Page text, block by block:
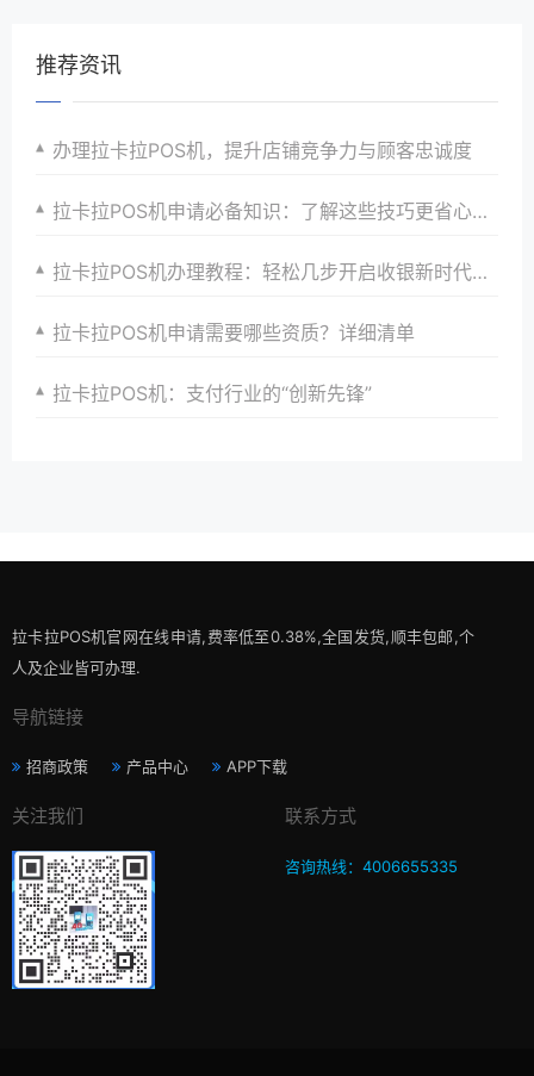
推荐资讯
办理拉卡拉POS机，提升店铺竞争力与顾客忠诚度
拉卡拉POS机申请必备知识：了解这些技巧更省心省力
拉卡拉POS机办理教程：轻松几步开启收银新时代大门，助力商家实现收银升级、转型与增长
拉卡拉POS机申请需要哪些资质？详细清单
拉卡拉POS机：支付行业的“创新先锋”
拉卡拉POS机官网在线申请,费率低至0.38%,全国发货,顺丰包邮,个
人及企业皆可办理.
导航链接
招商政策 产品中心 APP下载
关注我们 联系方式
咨询热线：4006655335